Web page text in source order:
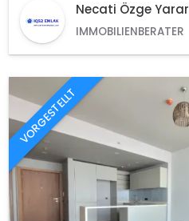
Necati Özge Yarar
IMMOBILIENBERATER
VORGESTELLT